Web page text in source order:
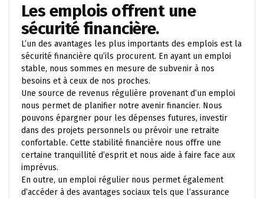
Les emplois offrent une
sécurité financière.
L’un des avantages les plus importants des emplois est la
sécurité financière qu’ils procurent. En ayant un emploi
stable, nous sommes en mesure de subvenir à nos
besoins et à ceux de nos proches.
Une source de revenus régulière provenant d’un emploi
nous permet de planifier notre avenir financier. Nous
pouvons épargner pour les dépenses futures, investir
dans des projets personnels ou prévoir une retraite
confortable. Cette stabilité financière nous offre une
certaine tranquillité d’esprit et nous aide à faire face aux
imprévus.
En outre, un emploi régulier nous permet également
d’accéder à des avantages sociaux tels que l’assurance